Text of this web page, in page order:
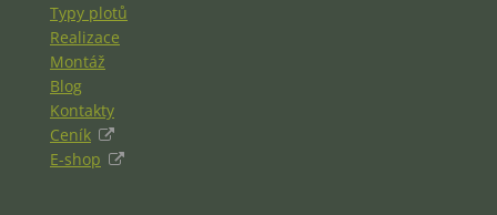
Typy plotů
Realizace
Montáž
Blog
Kontakty
Ceník
E-shop